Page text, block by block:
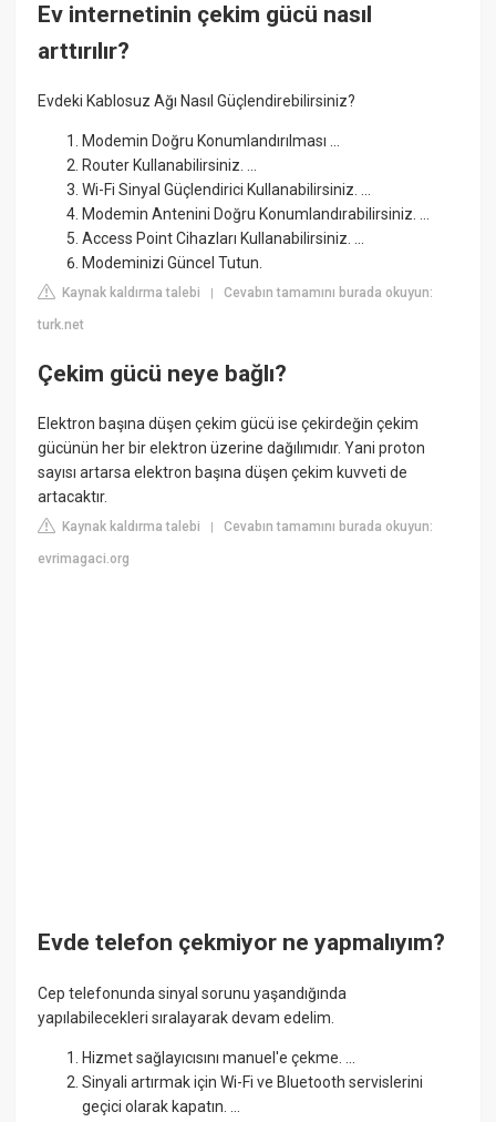
Ev internetinin çekim gücü nasıl
arttırılır?
Evdeki Kablosuz Ağı Nasıl Güçlendirebilirsiniz?
Modemin Doğru Konumlandırılması ...
Router Kullanabilirsiniz. ...
Wi-Fi Sinyal Güçlendirici Kullanabilirsiniz. ...
Modemin Antenini Doğru Konumlandırabilirsiniz. ...
Access Point Cihazları Kullanabilirsiniz. ...
Modeminizi Güncel Tutun.
Kaynak kaldırma talebi |Cevabın tamamını burada okuyun:
turk.net
Çekim gücü neye bağlı?
Elektron başına düşen çekim gücü ise çekirdeğin çekim
gücünün her bir elektron üzerine dağılımıdır. Yani proton
sayısı artarsa elektron başına düşen çekim kuvveti de
artacaktır.
Kaynak kaldırma talebi |Cevabın tamamını burada okuyun:
evrimagaci.org
Evde telefon çekmiyor ne yapmalıyım?
Cep telefonunda sinyal sorunu yaşandığında
yapılabilecekleri sıralayarak devam edelim.
Hizmet sağlayıcısını manuel'e çekme. ...
Sinyali artırmak için Wi-Fi ve Bluetooth servislerini
geçici olarak kapatın. ...